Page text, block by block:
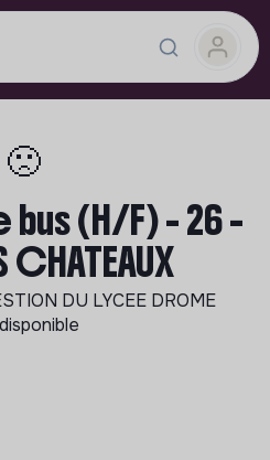
🙁
(H/F) - 26 -
CHATEAUX
DU LYCEE DROME